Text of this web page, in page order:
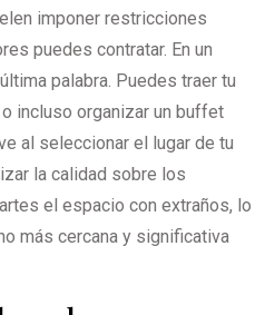
imponer restricciones
puedes contratar. En un
palabra. Puedes traer tu
incluso organizar un buffet
al seleccionar el lugar de tu
la calidad sobre los
el espacio con extraños, lo
más cercana y significativa